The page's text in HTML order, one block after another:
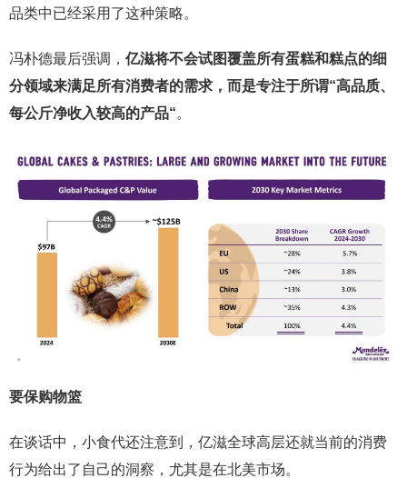
品类中已经采用了这种策略。
冯朴德最后强调， 亿滋将不会试图覆盖所有蛋糕和糕点的细
分领域来满足所有消费者的需求，而是专注于所谓“高品质、
每公斤净收入较高的产品“。
要保购物篮
在谈话中，小食代还注意到，亿滋全球高层还就当前的消费
行为给出了自己的洞察，尤其是在北美市场。